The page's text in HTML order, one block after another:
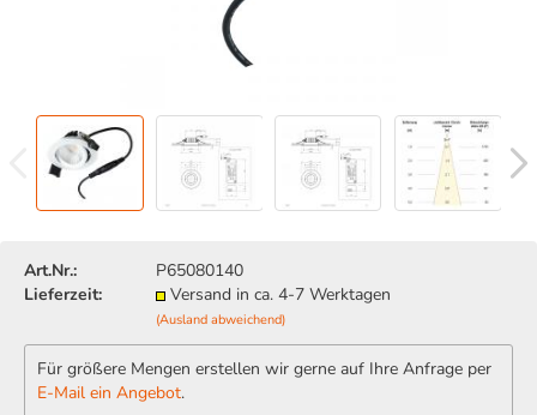
Art.Nr.:
P65080140
Lieferzeit:
Versand in ca. 4-7 Werktagen
(Ausland abweichend)
Für größere Mengen erstellen wir gerne auf Ihre Anfrage per
E-Mail ein Angebot.